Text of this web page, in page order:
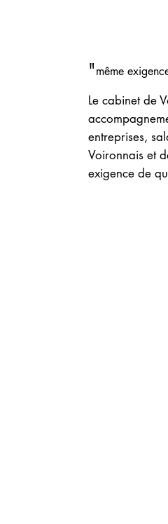
"même
Le cabinet de
entreprises,
Voironnais et
exigence de